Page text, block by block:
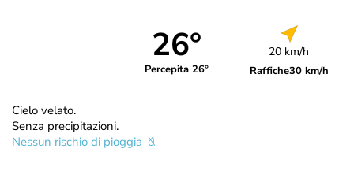
26°
Percepita 26°
20 km/h
Raffiche30 km/h
Cielo velato.
Senza precipitazioni.
Nessun rischio di pioggia